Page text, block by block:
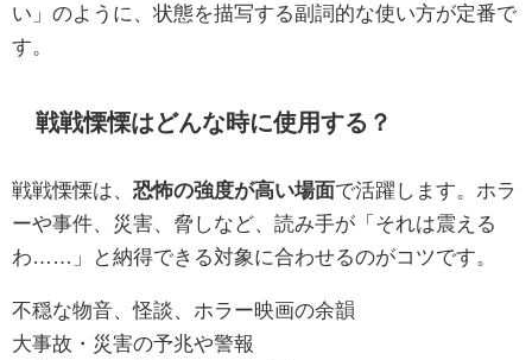
い」のように、状態を描写する副詞的な使い方が定番で
す。
戦戦慄慄はどんな時に使用する？
戦戦慄慄は、 恐怖の強度が高い場面で活躍します。ホラ
ーや事件、災害、脅しなど、読み手が「それは震える
わ……」と納得できる対象に合わせるのがコツです。
不穏な物音、怪談、ホラー映画の余韻
大事故・災害の予兆や警報